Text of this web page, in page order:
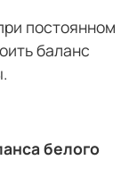
постоянном
баланс
белого